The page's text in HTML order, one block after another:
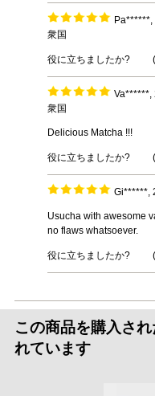
衆国
役に立ちましたか?
Va******,
衆国
Delicious Matcha !!!
役に立ちましたか?
Gi******,
Usucha with awesome
no flaws whatsoever.
役に立ちましたか?
この商品を購入さ
れています